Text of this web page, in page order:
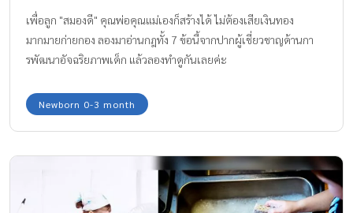
เพื่อลูก "สมองดี" คุณพ่อคุณแม่เองก็สร้างได้ ไม่ต้องเสียเงินทอง
มากมายก่ายกอง ลองมาอ่านกฎทั้ง 7 ข้อนี้จากปากผู้เชี่ยวชาญด้านกา
รพัฒนาอัจฉริยภาพเด็ก แล้วลองทำดูกันเลยค่ะ
Newborn 0-3 month